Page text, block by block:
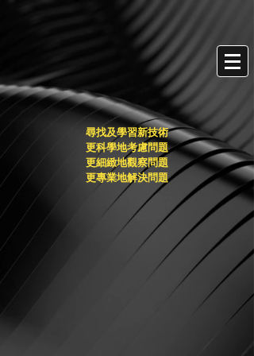
尋找及學習新技術
更科學地考慮問題
更細緻地觀察問題
更專業地解決問題